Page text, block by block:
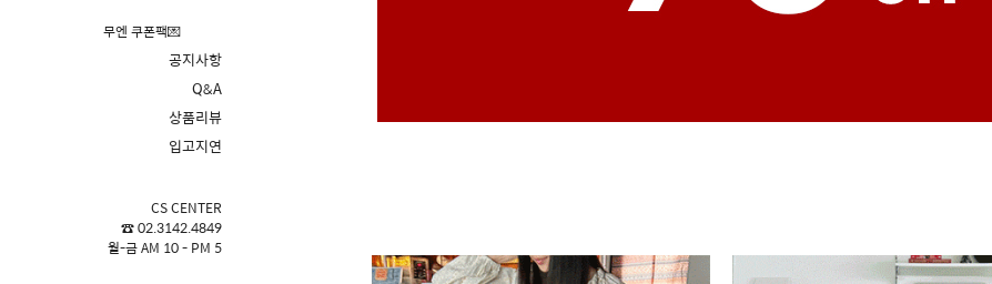
무엔 쿠폰팩💌
공지사항
Q&A
상품리뷰
입고지연
CS CENTER
☎ 02.3142.4849
월-금 AM 10 - PM 5